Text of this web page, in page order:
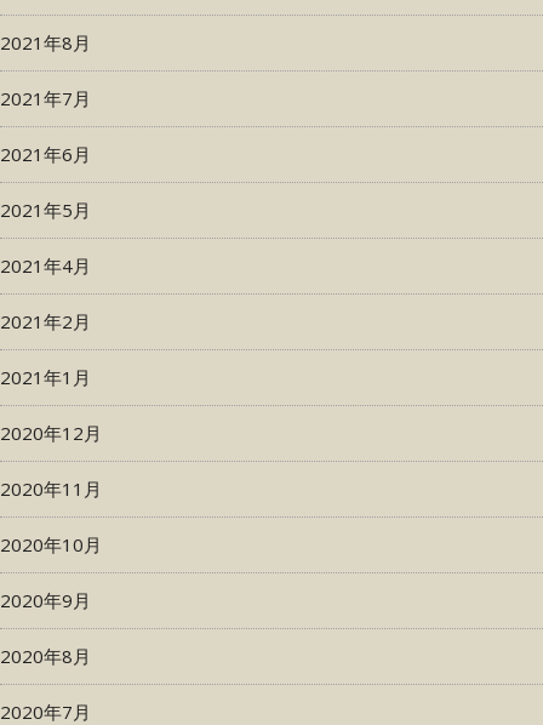
2021年8月
2021年7月
2021年6月
2021年5月
2021年4月
2021年2月
2021年1月
2020年12月
2020年11月
2020年10月
2020年9月
2020年8月
2020年7月